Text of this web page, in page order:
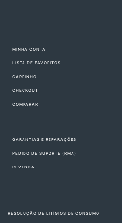
MINHA CONTA
LISTA DE FAVORITOS
CARRINHO
CHECKOUT
COMPARAR
GARANTIAS E REPARAÇÕES
PEDIDO DE SUPORTE (RMA)
REVENDA
RESOLUÇÃO DE LITÍGIOS DE CONSUMO